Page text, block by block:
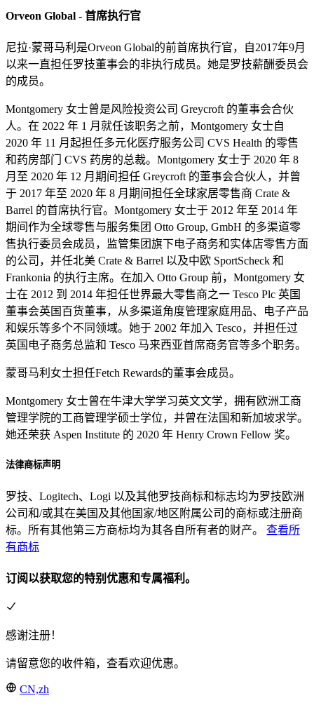
Orveon Global - 首席执行官
尼拉·蒙哥马利是Orveon Global的前首席执行官，自2017年9月
以来一直担任罗技董事会的非执行成员。她是罗技薪酬委员会
的成员。
Montgomery 女士曾是风险投资公司 Greycroft 的董事会合伙
人。在 2022 年 1 月就任该职务之前，Montgomery 女士自
2020 年 11 月起担任多元化医疗服务公司 CVS Health 的零售
和药房部门 CVS 药房的总裁。Montgomery 女士于 2020 年 8
月至 2020 年 12 月期间担任 Greycroft 的董事会合伙人，并曾
于 2017 年至 2020 年 8 月期间担任全球家居零售商 Crate &
Barrel 的首席执行官。Montgomery 女士于 2012 年至 2014 年
期间作为全球零售与服务集团 Otto Group, GmbH 的多渠道零
售执行委员会成员，监管集团旗下电子商务和实体店零售方面
的公司，并任北美 Crate & Barrel 以及中欧 SportScheck 和
Frankonia 的执行主席。在加入 Otto Group 前，Montgomery 女
士在 2012 到 2014 年担任世界最大零售商之一 Tesco Plc 英国
董事会英国百货董事，从多渠道角度管理家庭用品、电子产品
和娱乐等多个不同领域。她于 2002 年加入 Tesco，并担任过
英国电子商务总监和 Tesco 马来西亚首席商务官等多个职务。
蒙哥马利女士担任Fetch Rewards的董事会成员。
Montgomery 女士曾在牛津大学学习英文文学，拥有欧洲工商
管理学院的工商管理学硕士学位，并曾在法国和新加坡求学。
她还荣获 Aspen Institute 的 2020 年 Henry Crown Fellow 奖。
法律商标声明
罗技、Logitech、Logi 以及其他罗技商标和标志均为罗技欧洲
公司和/或其在美国及其他国家/地区附属公司的商标或注册商
标。所有其他第三方商标均为其各自所有者的财产。 查看所
有商标
订阅以获取您的特别优惠和专属福利。
感谢注册！
请留意您的收件箱，查看欢迎优惠。
CN,zh